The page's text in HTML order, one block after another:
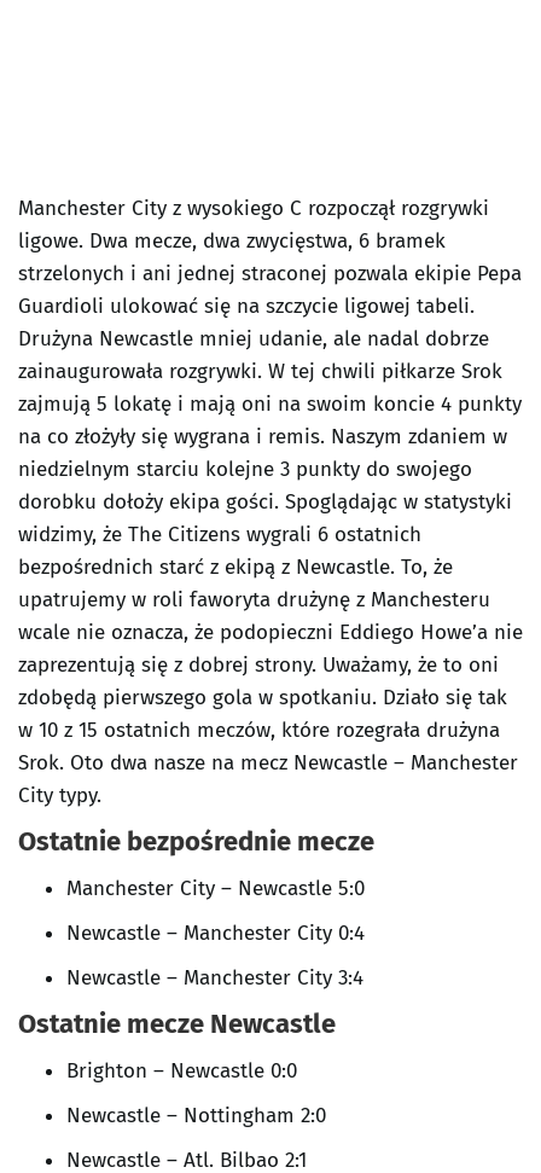
Manchester City z wysokiego C rozpoczął rozgrywki
ligowe. Dwa mecze, dwa zwycięstwa, 6 bramek
strzelonych i ani jednej straconej pozwala ekipie Pepa
Guardioli ulokować się na szczycie ligowej tabeli.
Drużyna Newcastle mniej udanie, ale nadal dobrze
zainaugurowała rozgrywki. W tej chwili piłkarze Srok
zajmują 5 lokatę i mają oni na swoim koncie 4 punkty
na co złożyły się wygrana i remis. Naszym zdaniem w
niedzielnym starciu kolejne 3 punkty do swojego
dorobku dołoży ekipa gości. Spoglądając w statystyki
widzimy, że The Citizens wygrali 6 ostatnich
bezpośrednich starć z ekipą z Newcastle. To, że
upatrujemy w roli faworyta drużynę z Manchesteru
wcale nie oznacza, że podopieczni Eddiego Howe’a nie
zaprezentują się z dobrej strony. Uważamy, że to oni
zdobędą pierwszego gola w spotkaniu. Działo się tak
w 10 z 15 ostatnich meczów, które rozegrała drużyna
Srok. Oto dwa nasze na mecz Newcastle – Manchester
City typy.
Ostatnie bezpośrednie mecze
Manchester City – Newcastle 5:0
Newcastle – Manchester City 0:4
Newcastle – Manchester City 3:4
Ostatnie mecze Newcastle
Brighton – Newcastle 0:0
Newcastle – Nottingham 2:0
Newcastle – Atl. Bilbao 2:1